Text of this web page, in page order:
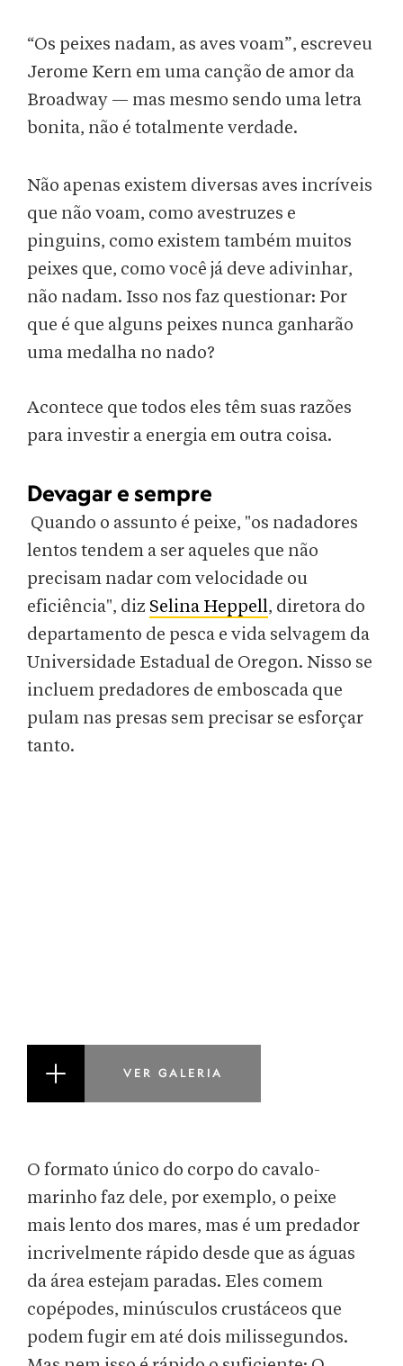
“Os peixes nadam, as aves voam”, escreveu
Jerome Kern em uma canção de amor da
Broadway — mas mesmo sendo uma letra
bonita, não é totalmente verdade.
Não apenas existem diversas aves incríveis
que não voam, como avestruzes e
pinguins, como existem também muitos
peixes que, como você já deve adivinhar,
não nadam. Isso nos faz questionar: Por
que é que alguns peixes nunca ganharão
uma medalha no nado?
Acontece que todos eles têm suas razões
para investir a energia em outra coisa.
Devagar e sempre
Quando o assunto é peixe, "os nadadores
lentos tendem a ser aqueles que não
precisam nadar com velocidade ou
eficiência", diz Selina Heppell, diretora do
departamento de pesca e vida selvagem da
Universidade Estadual de Oregon. Nisso se
incluem predadores de emboscada que
pulam nas presas sem precisar se esforçar
tanto.
VER GALERIA
O formato único do corpo do cavalo-
marinho faz dele, por exemplo, o peixe
mais lento dos mares, mas é um predador
incrivelmente rápido desde que as águas
da área estejam paradas. Eles comem
copépodes, minúsculos crustáceos que
podem fugir em até dois milissegundos.